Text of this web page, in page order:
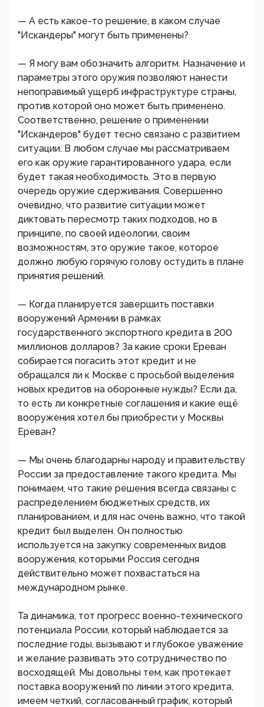
— А есть какое-то решение, в каком случае
"Искандеры" могут быть применены?
— Я могу вам обозначить алгоритм. Назначение и
параметры этого оружия позволяют нанести
непоправимый ущерб инфраструктуре страны,
против которой оно может быть применено.
Соответственно, решение о применении
"Искандеров" будет тесно связано с развитием
ситуации. В любом случае мы рассматриваем
его как оружие гарантированного удара, если
будет такая необходимость. Это в первую
очередь оружие сдерживания. Совершенно
очевидно, что развитие ситуации может
диктовать пересмотр таких подходов, но в
принципе, по своей идеологии, своим
возможностям, это оружие такое, которое
должно любую горячую голову остудить в плане
принятия решений.
— Когда планируется завершить поставки
вооружений Армении в рамках
государственного экспортного кредита в 200
миллионов долларов? За какие сроки Ереван
собирается погасить этот кредит и не
обращался ли к Москве с просьбой выделения
новых кредитов на оборонные нужды? Если да,
то есть ли конкретные соглашения и какие ещё
вооружения хотел бы приобрести у Москвы
Ереван?
— Мы очень благодарны народу и правительству
России за предоставление такого кредита. Мы
понимаем, что такие решения всегда связаны с
распределением бюджетных средств, их
планированием, и для нас очень важно, что такой
кредит был выделен. Он полностью
используется на закупку современных видов
вооружения, которыми Россия сегодня
действительно может похвастаться на
международном рынке.
Та динамика, тот прогресс военно-технического
потенциала России, который наблюдается за
последние годы, вызывают и глубокое уважение
и желание развивать это сотрудничество по
восходящей. Мы довольны тем, как протекает
поставка вооружений по линии этого кредита,
имеем четкий, согласованный график, который